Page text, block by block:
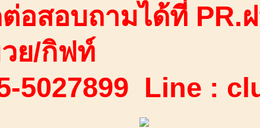
อสอบถามได้ที่ PR.
ย/กิฟท์
5027899 Line :